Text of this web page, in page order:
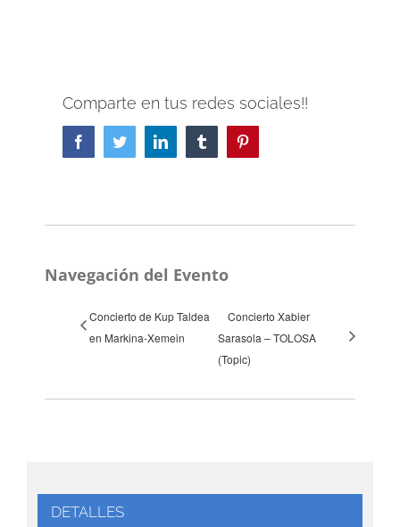
Comparte en tus redes sociales!!
FacebookTwitterLinkedIn Tumblr
Navegación del Evento
Concierto de Kup Taldea
en Markina-Xemein
Concierto Xabier
Sarasola – TOLOSA
(Topic)
DETALLES